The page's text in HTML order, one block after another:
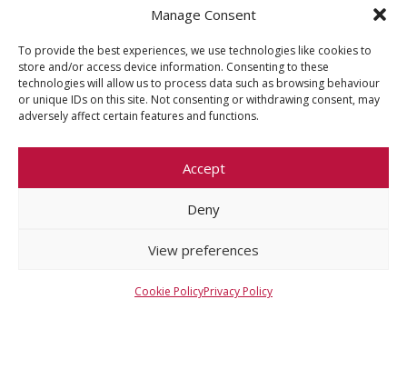
Manage Consent
To provide the best experiences, we use technologies like cookies to
store and/or access device information. Consenting to these
technologies will allow us to process data such as browsing behaviour
or unique IDs on this site. Not consenting or withdrawing consent, may
adversely affect certain features and functions.
Accept
Deny
View preferences
Cookie PolicyPrivacy Policy
not necessarily reflect those of the
Research Council Executive Agency.
Neither the European Union nor the
granting authority can be held
wondre.eu@gmail.com